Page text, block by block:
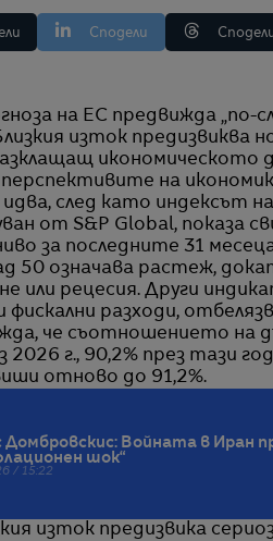
Сподели
изток предизвиква
икономическото
перспективите на
след като индексът
от S&P Global, показа
за последните 31
50 означава растеж,
или рецесия. Други
фискални разходи,
че съотношението на
2026 г., 90,2% през тази
отново до 91,2%.
Домбровскис: Войната в Иран
шок“
/ 15:22
изток предизвика